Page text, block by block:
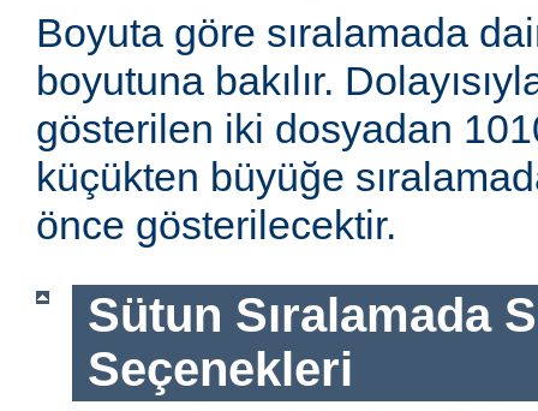
Boyuta göre sıralamada
boyutuna bakılır.
gösterilen iki dosyadan
küçükten büyüğe
önce gösterilecektir.
Sütun Sıralamada
Seçenekleri